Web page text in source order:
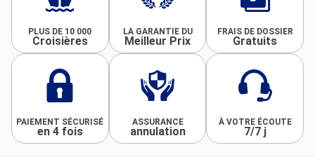
PLUS DE 10 000
Croisières
LA GARANTIE DU
Meilleur Prix
FRAIS DE DOSSIER
Gratuits
PAIEMENT SÉCURISÉ
en 4 fois
ASSURANCE
annulation
À VOTRE ÉCOUTE
7/7 j